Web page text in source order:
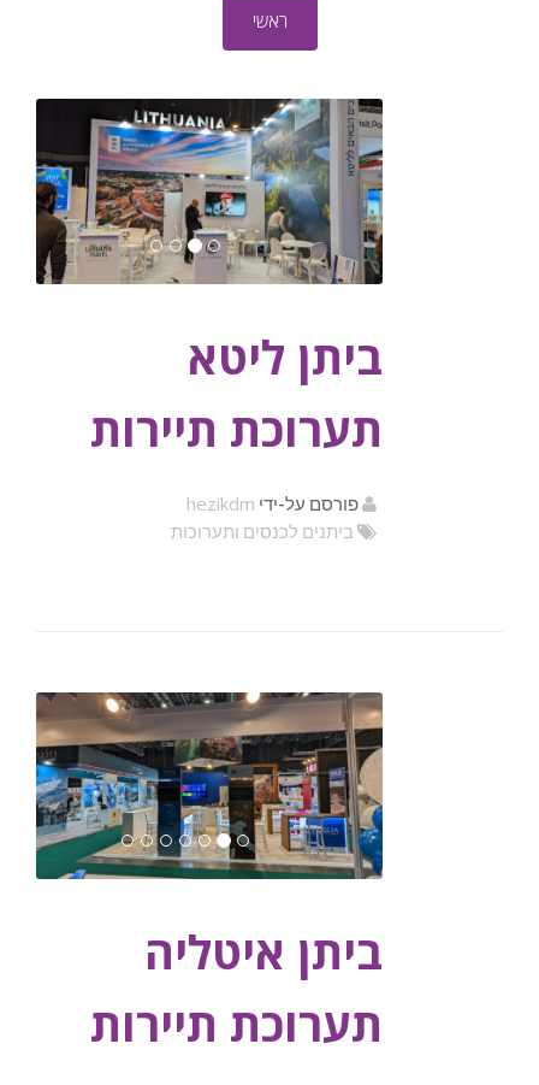
ראשי
ביתן ליטא
תערוכת תיירות
פורסם על-ידי hezikdm
ביתנים לכנסים ותערוכות
ביתן איטליה
תערוכת תיירות